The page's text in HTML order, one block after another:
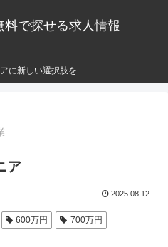
で探せる求人情報
に新しい選択肢を
ア
2025.08.12
600万円
700万円